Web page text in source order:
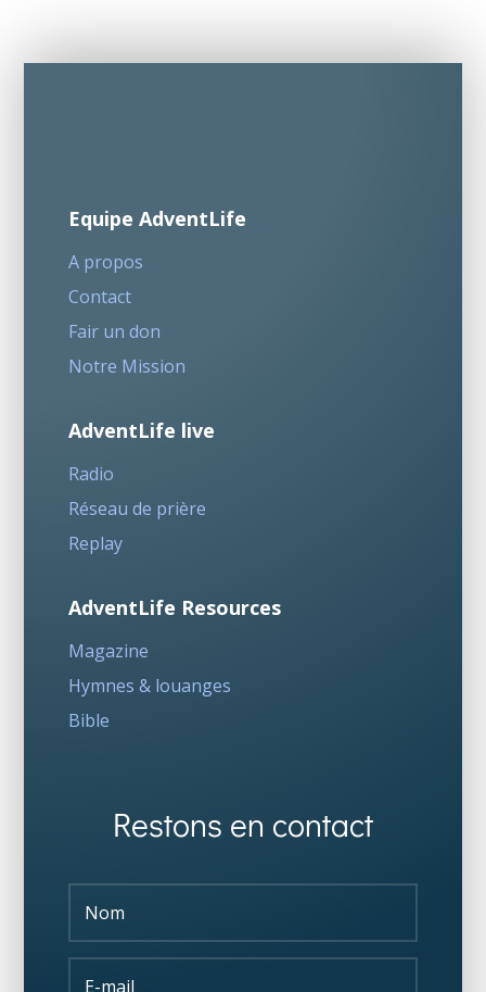
Equipe AdventLife
A propos
Contact
Fair un don
Notre Mission
AdventLife live
Radio
Réseau de prière
Replay
AdventLife Resources
Magazine
Hymnes & louanges
Bible
Restons en contact